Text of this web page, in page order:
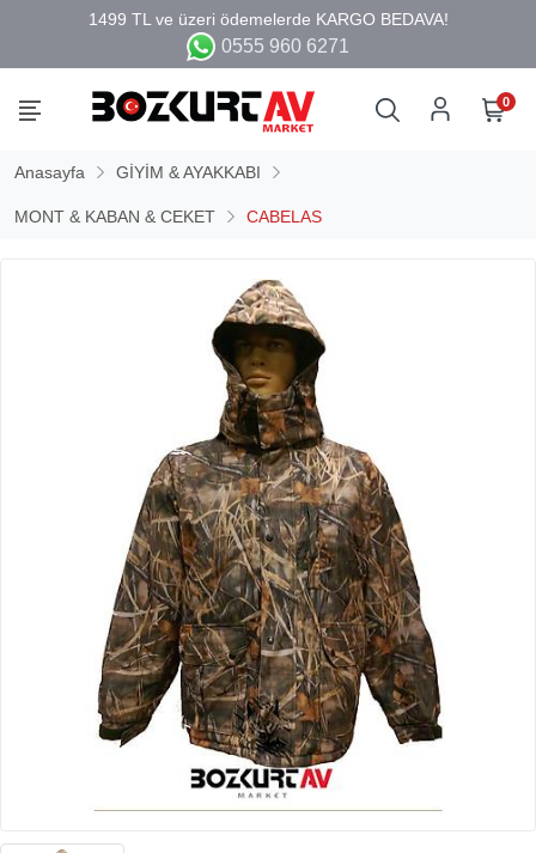
0555 960 6271
0
Anasayfa GİYİM & AYAKKABI
MONT & KABAN & CEKET CABELAS